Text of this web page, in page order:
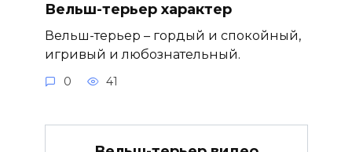
Вельш-терьер характер
Вельш-терьер – гордый и спокойный,
игривый и любознательный.
0 41